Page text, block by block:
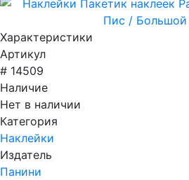
Характеристики
Артикул
# 14509
Наличие
Нет в наличии
Категория
Наклейки
Издатель
Панини